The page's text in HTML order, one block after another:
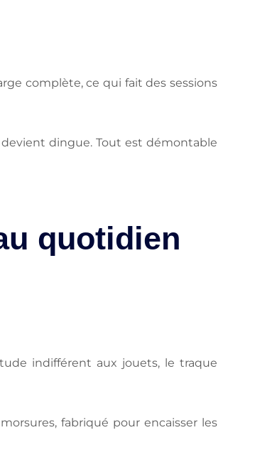
complète, ce qui fait des sessions
dingue. Tout est démontable
quotidien
indifférent aux jouets, le traque
fabriqué pour encaisser les